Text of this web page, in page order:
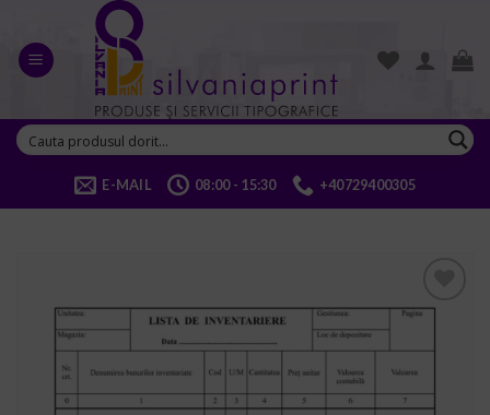
content
E-MAIL 08:00 - 15:30 +40729400305
ADD TO
WISHLIST